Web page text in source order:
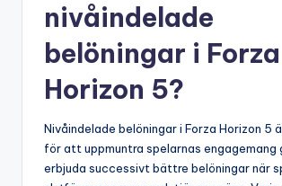
nivåindelade
belöningar i Forza
Horizon 5?
Nivåindelade belöningar i Forza Horizon 5
för att uppmuntra spelarnas engagemang
erbjuda successivt bättre belöningar när